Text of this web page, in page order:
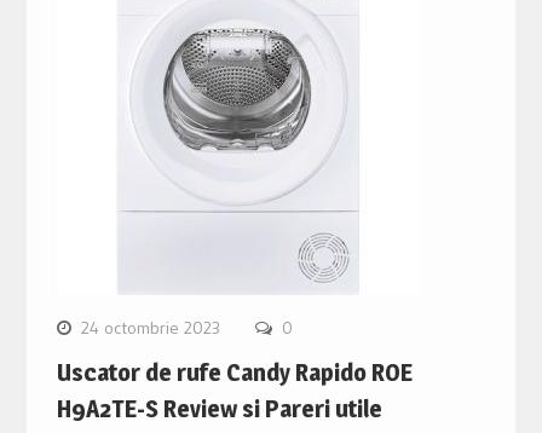
24 octombrie 2023 0
Uscator de rufe Candy Rapido ROE
H9A2TE-S Review si Pareri utile